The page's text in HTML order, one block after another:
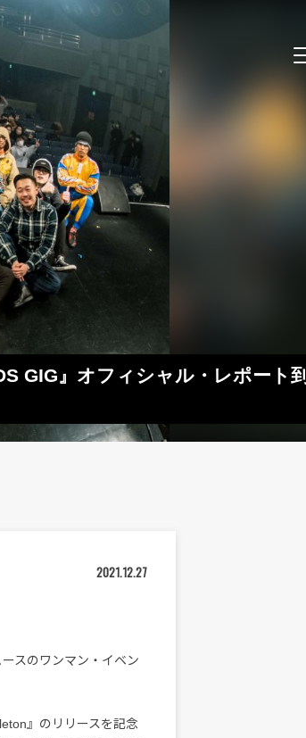
GIG』オフィシャル・レポート到
2021.12.27
スのワンマン・イベン
』のリリースを記念